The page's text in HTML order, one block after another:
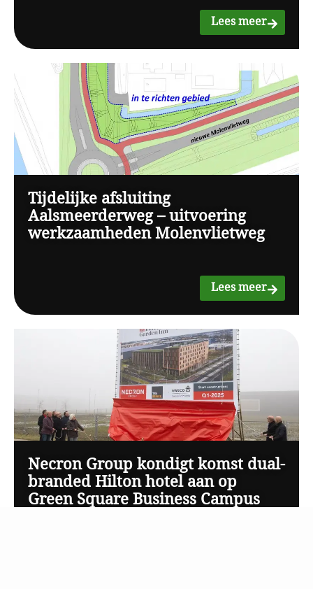
Lees meer
Tijdelijke afsluiting
Aalsmeerderweg – uitvoering
werkzaamheden Molenvlietweg
Lees meer
Necron Group kondigt komst dual-
branded Hilton hotel aan op
Green Square Business Campus